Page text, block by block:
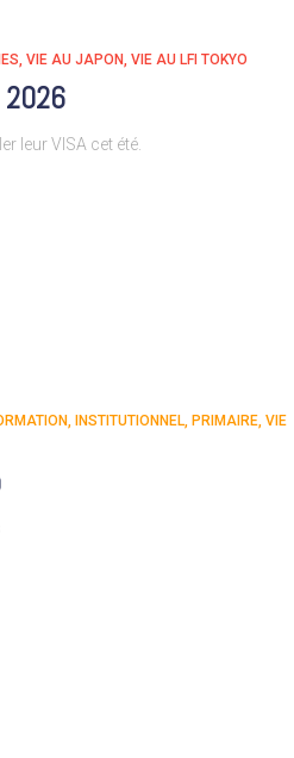
VIE AU JAPON VIE AU LFI TOKYO
2026
leur VISA cet été.
INSTITUTIONNEL PRIMAIRE VIE